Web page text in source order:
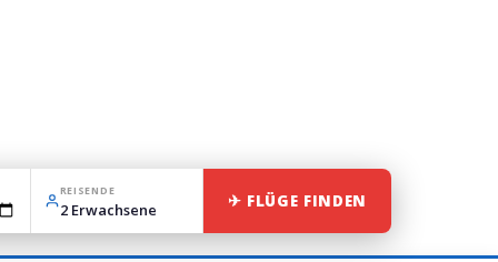
REISENDE
✈ FLÜGE FINDEN